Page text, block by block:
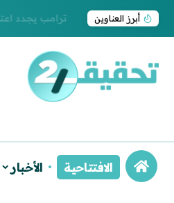
أبرز العناوين ترامب يجدد
الافتتاحية الأخبار